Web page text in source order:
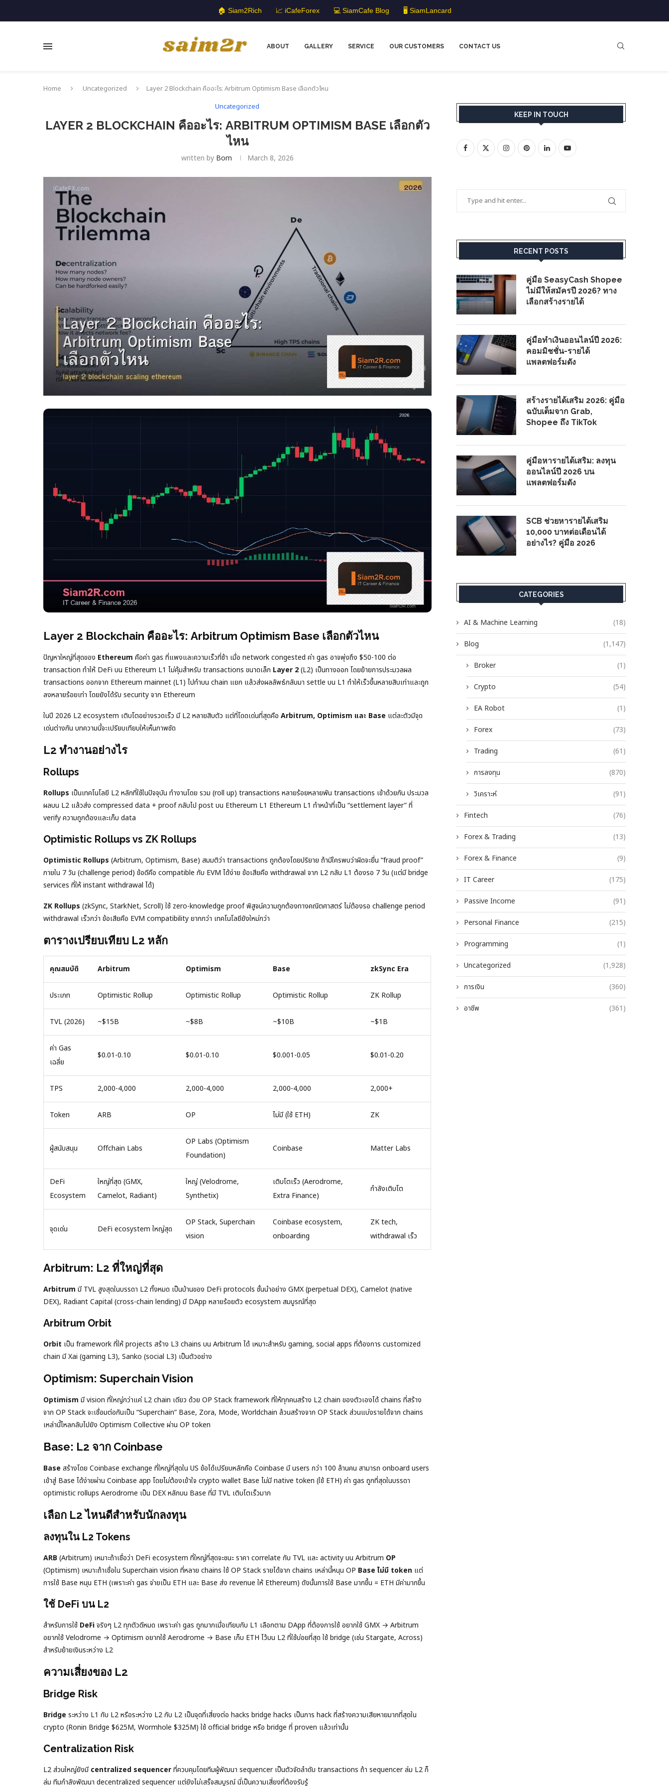
🏠 Siam2Rich 📈 iCafeForex 💻 SiamCafe Blog 🖥️ SiamLancard
ABOUT GALLERY SERVICE OUR CUSTOMERS CONTACT US
Home Uncategorized
Layer 2 Blockchain คืออะไร: Arbitrum Optimism Base เลือกตัวไหน
Uncategorized
LAYER 2 BLOCKCHAIN คืออะไร: ARBITRUM OPTIMISM BASE เลือกตัว
ไหน
written by Bom March 8, 2026
Layer 2 Blockchain คืออะไร: Arbitrum Optimism Base เลือกตัวไหน
ปัญหาใหญ่ที่สุดของ Ethereum คือค่า gas ที่แพงและความเร็วที่ช้า เมื่อ network congested ค่า gas อาจพุ่งถึง $50-100 ต่อ
transaction ทำให้ DeFi บน Ethereum L1 ไม่คุ้มสำหรับ transactions ขนาดเล็ก Layer 2(L2) เป็นทางออก โดยย้ายการประมวลผล
transactions ออกจาก Ethereum mainnet (L1) ไปทำบน chain แยก แล้วส่งผลลัพธ์กลับมา settle บน L1 ทำให้เร็วขึ้นหลายสิบเท่าและถูก
ลงหลายร้อยเท่า โดยยังได้รับ security จาก Ethereum
ในปี 2026 L2 ecosystem เติบโตอย่างรวดเร็ว มี L2 หลายสิบตัว แต่ที่โดดเด่นที่สุดคือ Arbitrum, Optimism และ Base แต่ละตัวมีจุด
เด่นต่างกัน บทความนี้จะเปรียบเทียบให้เห็นภาพชัด
L2 ทำงานอย่างไร
Rollups
Rollups เป็นเทคโนโลยี L2 หลักที่ใช้ในปัจจุบัน ทำงานโดย รวม (roll up) transactions หลายร้อยหลายพัน transactions เข้าด้วยกัน ประมวล
ผลบน L2 แล้วส่ง compressed data + proof กลับไป post บน Ethereum L1 Ethereum L1 ทำหน้าที่เป็น “settlement layer” ที่
verify ความถูกต้องและเก็บ data
Optimistic Rollups vs ZK Rollups
Optimistic Rollups (Arbitrum, Optimism, Base) สมมติว่า transactions ถูกต้องโดยปริยาย ถ้ามีใครพบว่าผิดจะยื่น “fraud proof”
ภายใน 7 วัน (challenge period) ข้อดีคือ compatible กับ EVM ได้ง่าย ข้อเสียคือ withdrawal จาก L2 กลับ L1 ต้องรอ 7 วัน (แต่มี bridge
services ที่ให้ instant withdrawal ได้)
ZK Rollups (zkSync, StarkNet, Scroll) ใช้ zero-knowledge proof พิสูจน์ความถูกต้องทางคณิตศาสตร์ ไม่ต้องรอ challenge period
withdrawal เร็วกว่า ข้อเสียคือ EVM compatibility ยากกว่า เทคโนโลยียังใหม่กว่า
ตารางเปรียบเทียบ L2 หลัก
คุณสมบัติ Arbitrum Optimism Base zkSync Era
ประเภท Optimistic Rollup Optimistic Rollup Optimistic Rollup ZK Rollup
TVL (2026) ~$15B ~$8B ~$10B ~$1B
ค่า Gas
เฉลี่ย
$0.01-0.10 $0.01-0.10 $0.001-0.05 $0.01-0.20
TPS 2,000-4,000 2,000-4,000 2,000-4,000 2,000+
Token ARB OP ไม่มี (ใช้ ETH) ZK
ผู้สนับสนุน Offchain Labs
OP Labs (Optimism
Foundation)
Coinbase Matter Labs
DeFi
Ecosystem
ใหญ่ที่สุด (GMX,
Camelot, Radiant)
ใหญ่ (Velodrome,
Synthetix)
เติบโตเร็ว (Aerodrome,
Extra Finance)
กำลังเติบโต
จุดเด่น DeFi ecosystem ใหญ่สุด
OP Stack, Superchain
vision
Coinbase ecosystem,
onboarding
ZK tech,
withdrawal เร็ว
Arbitrum: L2 ที่ใหญ่ที่สุด
Arbitrum มี TVL สูงสุดในบรรดา L2 ทั้งหมด เป็นบ้านของ DeFi protocols ชั้นนำอย่าง GMX (perpetual DEX), Camelot (native
DEX), Radiant Capital (cross-chain lending) มี DApp หลายร้อยตัว ecosystem สมบูรณ์ที่สุด
Arbitrum Orbit
Orbit เป็น framework ที่ให้ projects สร้าง L3 chains บน Arbitrum ได้ เหมาะสำหรับ gaming, social apps ที่ต้องการ customized
chain มี Xai (gaming L3), Sanko (social L3) เป็นตัวอย่าง
Optimism: Superchain Vision
Optimism มี vision ที่ใหญ่กว่าแค่ L2 chain เดียว ด้วย OP Stack framework ที่ให้ทุกคนสร้าง L2 chain ของตัวเองได้ chains ที่สร้าง
จาก OP Stack จะเชื่อมต่อกันเป็น “Superchain” Base, Zora, Mode, Worldchain ล้วนสร้างจาก OP Stack ส่วนแบ่งรายได้จาก chains
เหล่านี้ไหลกลับไปยัง Optimism Collective ผ่าน OP token
Base: L2 จาก Coinbase
Base สร้างโดย Coinbase exchange ที่ใหญ่ที่สุดใน US ข้อได้เปรียบหลักคือ Coinbase มี users กว่า 100 ล้านคน สามารถ onboard users
เข้าสู่ Base ได้ง่ายผ่าน Coinbase app โดยไม่ต้องเข้าใจ crypto wallet Base ไม่มี native token (ใช้ ETH) ค่า gas ถูกที่สุดในบรรดา
optimistic rollups Aerodrome เป็น DEX หลักบน Base ที่มี TVL เติบโตเร็วมาก
เลือก L2 ไหนดีสำหรับนักลงทุน
ลงทุนใน L2 Tokens
ARB (Arbitrum) เหมาะถ้าเชื่อว่า DeFi ecosystem ที่ใหญ่ที่สุดจะชนะ ราคา correlate กับ TVL และ activity บน Arbitrum OP
(Optimism) เหมาะถ้าเชื่อใน Superchain vision ที่หลาย chains ใช้ OP Stack รายได้จาก chains เหล่านี้หนุน OP Base ไม่มี token แต่
การใช้ Base หนุน ETH (เพราะค่า gas จ่ายเป็น ETH และ Base ส่ง revenue ให้ Ethereum) ดังนั้นการใช้ Base มากขึ้น = ETH มีค่ามากขึ้น
ใช้ DeFi บน L2
สำหรับการใช้ DeFiจริงๆ L2 ทุกตัวดีหมด เพราะค่า gas ถูกมากเมื่อเทียบกับ L1 เลือกตาม DApp ที่ต้องการใช้ อยากใช้ GMX → Arbitrum
อยากใช้ Velodrome → Optimism อยากใช้ Aerodrome → Base เก็บ ETH ไว้บน L2 ที่ใช้บ่อยที่สุด ใช้ bridge (เช่น Stargate, Across)
สำหรับย้ายเงินระหว่าง L2
ความเสี่ยงของ L2
Bridge Risk
Bridge ระหว่าง L1 กับ L2 หรือระหว่าง L2 กับ L2 เป็นจุดที่เสี่ยงต่อ hacks bridge hacks เป็นการ hack ที่สร้างความเสียหายมากที่สุดใน
crypto (Ronin Bridge $625M, Wormhole $325M) ใช้ official bridge หรือ bridge ที่ proven แล้วเท่านั้น
Centralization Risk
L2 ส่วนใหญ่ยังมี centralized sequencerที่ควบคุมโดยทีมผู้พัฒนา sequencer เป็นตัวจัดลำดับ transactions ถ้า sequencer ล่ม L2 ก็
ล่ม ทีมกำลังพัฒนา decentralized sequencer แต่ยังไม่เสร็จสมบูรณ์ นี่เป็นความเสี่ยงที่ต้องรับรู้
KEEP IN TOUCH
RECENT POSTS
คู่มือ SeasyCash Shopee
ไม่มีให้สมัครปี 2026? ทาง
เลือกสร้างรายได้
คู่มือทำเงินออนไลน์ปี 2026:
คอมมิชชั่น-รายได้
แพลตฟอร์มดัง
สร้างรายได้เสริม 2026: คู่มือ
ฉบับเต็มจาก Grab,
Shopee ถึง TikTok
คู่มือหารายได้เสริม: ลงทุน
ออนไลน์ปี 2026 บน
แพลตฟอร์มดัง
SCB ช่วยหารายได้เสริม
10,000 บาทต่อเดือนได้
อย่างไร? คู่มือ 2026
CATEGORIES
AI & Machine Learning (18)
Blog (1,147)
Broker (1)
Crypto (54)
EA Robot (1)
Forex (73)
Trading (61)
การลงทุน (870)
วิเคราะห์ (91)
Fintech (76)
Forex & Trading (13)
Forex & Finance (9)
IT Career (175)
Passive Income (91)
Personal Finance (215)
Programming (1)
Uncategorized (1,928)
การเงิน (360)
อาชีพ (361)